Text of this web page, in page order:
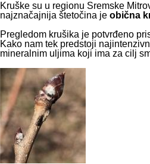
Kruške su u regionu Sremske
najznačajnija štetočina je obična
Pregledom krušika je potvrđeno
Kako nam tek predstoji
mineralnim uljima koji ima za cilj